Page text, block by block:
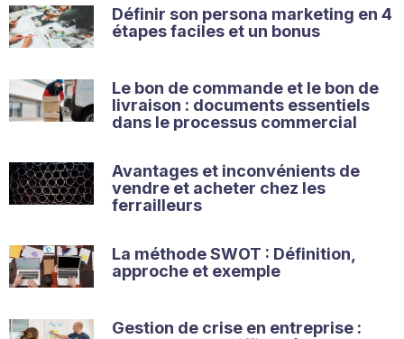
Définir son persona marketing en 4
étapes faciles et un bonus
Le bon de commande et le bon de
livraison : documents essentiels
dans le processus commercial
Avantages et inconvénients de
vendre et acheter chez les
ferrailleurs
La méthode SWOT : Définition,
approche et exemple
Gestion de crise en entreprise :